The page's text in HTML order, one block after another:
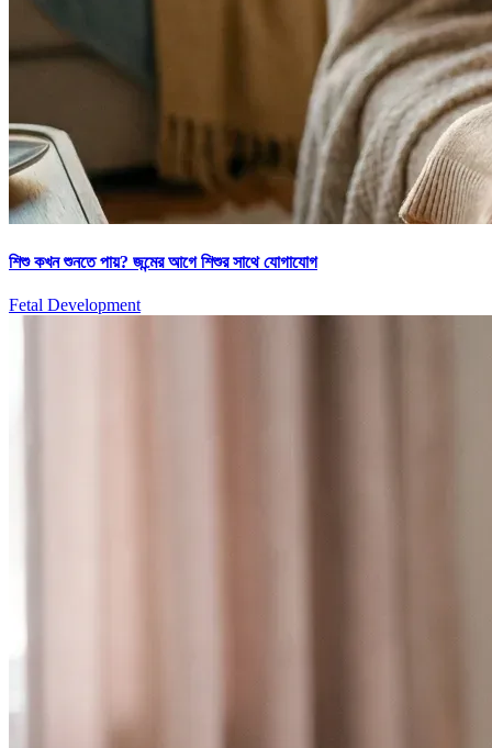
শিশু কখন শুনতে পায়? জন্মের আগে শিশুর সাথে যোগাযোগ
Fetal Development